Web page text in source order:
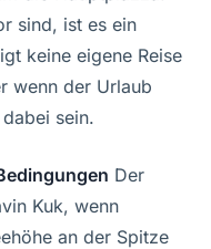
sind, ist es ein
keine eigene Reise
wenn der Urlaub
sein.
Der
Kuk, wenn
an der Spitze